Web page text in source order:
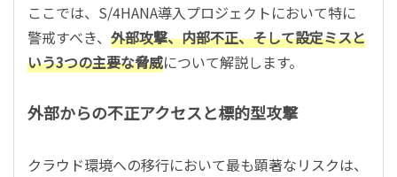
ここでは、S/4HANA導入プロジェクトにおいて特に
警戒すべき、 外部攻撃、内部不正、そして設定ミスと
いう3つの主要な脅威について解説します。
外部からの不正アクセスと標的型攻撃
クラウド環境への移行において最も顕著なリスクは、